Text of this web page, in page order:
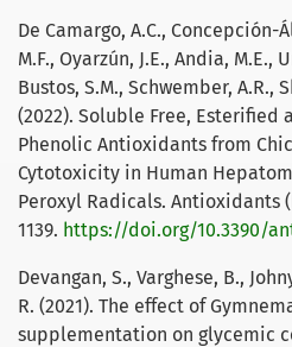
De Camargo, A.C., Concepción-
M.F., Oyarzún, J.E., Andia, M.E.,
Bustos, S.M., Schwember, A.R.,
(2022). Soluble Free, Esterified
Phenolic Antioxidants from
Cytotoxicity in Human
Peroxyl Radicals. Antioxidants
1139. https://doi.org/10.3390/
Devangan, S., Varghese, B.,
R. (2021). The effect of
supplementation on glycemic